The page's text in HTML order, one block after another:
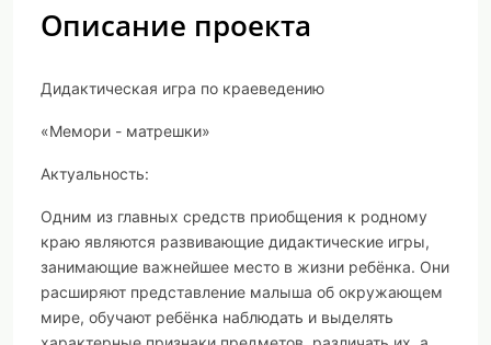
Описание проекта
Дидактическая игра по краеведению
«Мемори - матрешки»
Актуальность:
Одним из главных средств приобщения к родному
краю являются развивающие дидактические игры,
занимающие важнейшее место в жизни ребёнка. Они
расширяют представление малыша об окружающем
мире, обучают ребёнка наблюдать и выделять